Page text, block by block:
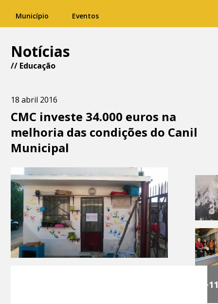
Município Eventos
Notícias
// Educação
18 abril 2016
CMC investe 34.000 euros na
melhoria das condições do Canil
Municipal
+11